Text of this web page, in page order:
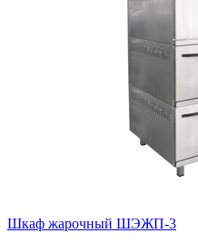
Шкаф жарочный ШЭЖП-3